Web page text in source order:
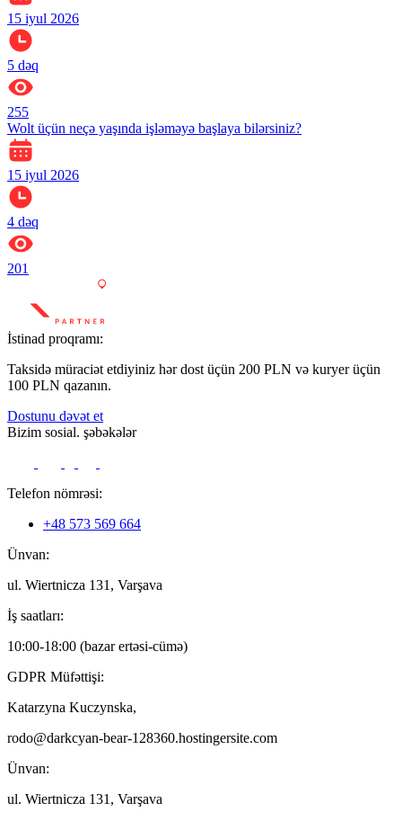
15 iyul 2026
5 dəq
255
Wolt üçün neçə yaşında işləməyə başlaya bilərsiniz?
15 iyul 2026
4 dəq
201
İstinad proqramı:
Taksidə müraciət etdiyiniz hər dost üçün 200 PLN və kuryer üçün
100 PLN qazanın.
Dostunu dəvət et
Bizim sosial. şəbəkələr
Telefon nömrəsi:
+48 573 569 664
Ünvan:
ul. Wiertnicza 131, Varşava
İş saatları:
10:00-18:00 (bazar ertəsi-cümə)
GDPR Müfəttişi:
Katarzyna Kuczynska,
rodo@darkcyan-bear-128360.hostingersite.com
Ünvan:
ul. Wiertnicza 131, Varşava